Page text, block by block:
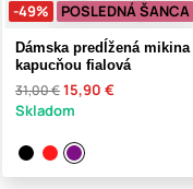
-49% POSLEDNÁ ŠANCA
Dámska predĺžená mikina
kapucňou fialová
31,00 €15,90 €
Skladom